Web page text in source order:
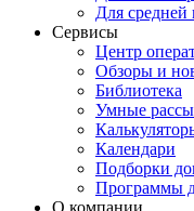
Для средней
Сервисы
Центр
Обзоры и
Библиотека
Умные
Календари
Подборки
Программы
О компании